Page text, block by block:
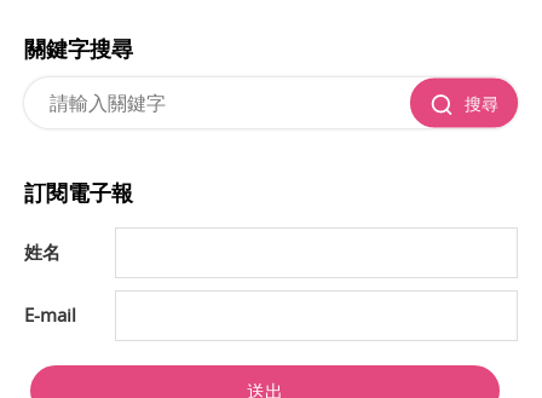
關鍵字搜尋
搜尋
訂閱電子報
姓名
E-mail
送出